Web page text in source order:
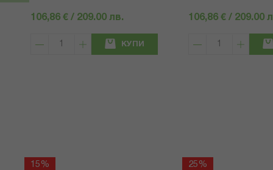
106,86 € / 209.00 лв.
КУПИ
106,86 € / 209.00
15%
25%